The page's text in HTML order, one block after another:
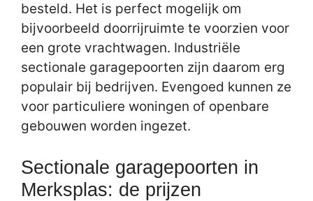
besteld. Het is perfect mogelijk om
bijvoorbeeld doorrijruimte te voorzien voor
een grote vrachtwagen. Industriële
sectionale garagepoorten zijn daarom erg
populair bij bedrijven. Evengoed kunnen ze
voor particuliere woningen of openbare
gebouwen worden ingezet.
Sectionale garagepoorten in
Merksplas: de prijzen